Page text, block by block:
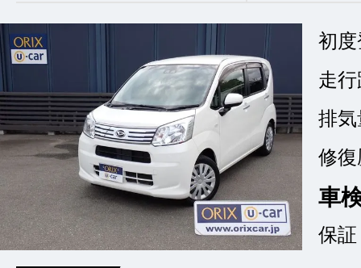
初
走
排気
修復
車
保証